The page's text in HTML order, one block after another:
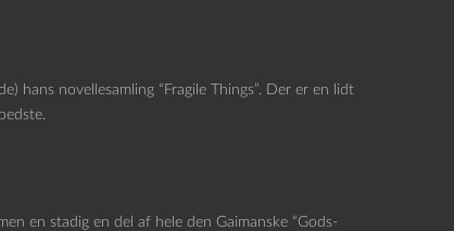
hans novellesamling “Fragile Things”. Der er en lidt
en stadig en del af hele den Gaimanske “Gods-